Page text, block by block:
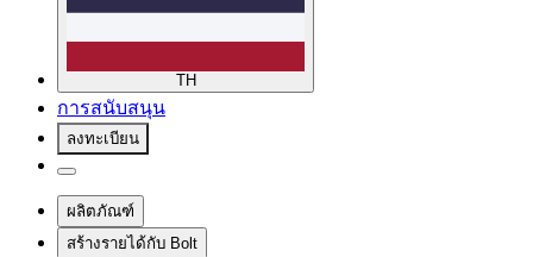
TH
การสนับสนุน
ลงทะเบียน
ผลิตภัณฑ์
สร้างรายได้กับ Bolt